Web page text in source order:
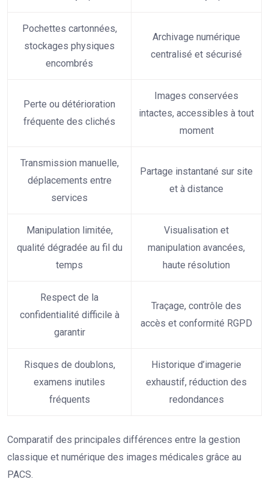
Pochettes cartonnées,
stockages physiques
encombrés
Archivage numérique
centralisé et sécurisé
Perte ou détérioration
fréquente des clichés
Images conservées
intactes, accessibles à tout
moment
Transmission manuelle,
déplacements entre
services
Partage instantané sur site
et à distance
Manipulation limitée,
qualité dégradée au fil du
temps
Visualisation et
manipulation avancées,
haute résolution
Respect de la
confidentialité difficile à
garantir
Traçage, contrôle des
accès et conformité RGPD
Risques de doublons,
examens inutiles
fréquents
Historique d’imagerie
exhaustif, réduction des
redondances
Comparatif des principales différences entre la gestion
classique et numérique des images médicales grâce au
PACS.